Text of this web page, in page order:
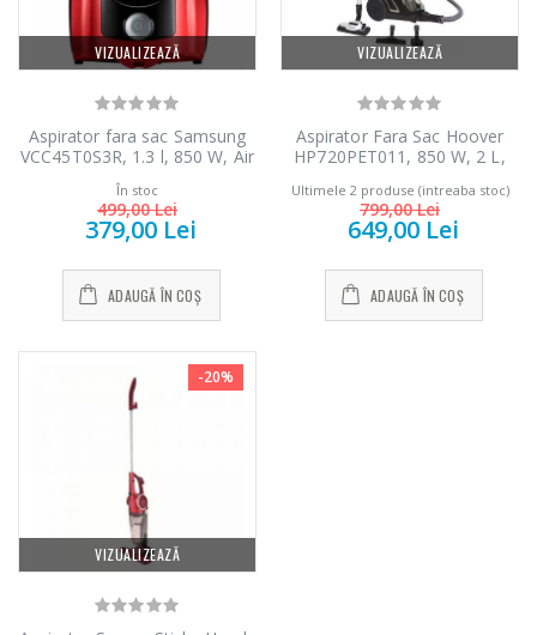
VIZUALIZEAZĂ
Aspirator fara sac Samsung
VCC45T0S3R, 1.3 l, 850 W, Air
Track, Tub telescopic, Rosu
În stoc
499,00 Lei
379,00 Lei
ADAUGĂ ÎN COȘ
VIZUALIZEAZĂ
Aspirator Fara Sac Hoover
HP720PET011, 850 W, 2 L,
Ultimele 2 produse (intreaba stoc)
799,00 Lei
649,00 Lei
ADAUGĂ ÎN COȘ
VIZUALIZEAZĂ
-20%